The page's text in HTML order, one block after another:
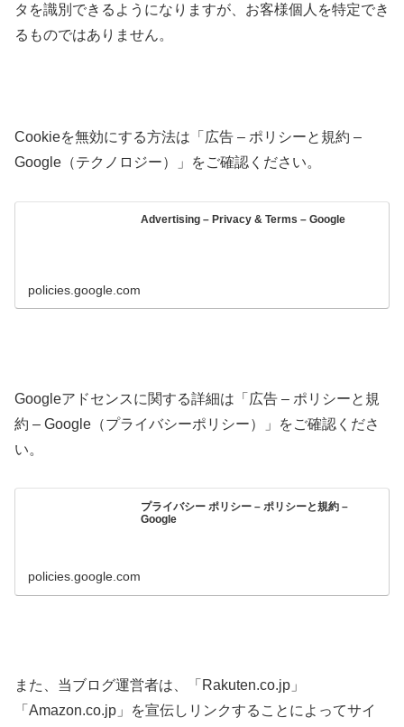
タを識別できるようになりますが、お客様個人を特定でき
るものではありません。
Cookieを無効にする方法は「広告 – ポリシーと規約 –
Google（テクノロジー）」をご確認ください。
Advertising – Privacy & Terms – Google
policies.google.com
Googleアドセンスに関する詳細は「広告 – ポリシーと規
約 – Google（プライバシーポリシー）」をご確認くださ
い。
プライバシー ポリシー – ポリシーと規約 –
Google
policies.google.com
また、当ブログ運営者は、「Rakuten.co.jp」
「Amazon.co.jp」を宣伝しリンクすることによってサイ